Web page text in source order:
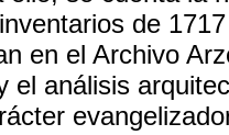
de
en el Archivo
el análisis